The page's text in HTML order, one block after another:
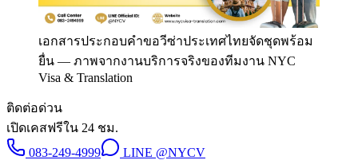
เอกสารประกอบคำขอวีซ่าประเทศไทยจัดชุดพร้อม
ยื่น — ภาพจากงานบริการจริงของทีมงาน NYC
Visa & Translation
ติดต่อด่วน
เปิดเคสฟรีใน 24 ชม.
083-249-4999
LINE @NYCV